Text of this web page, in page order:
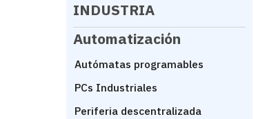
INDUSTRIA
Automatización
Autómatas programables
PCs Industriales
Periferia descentralizada